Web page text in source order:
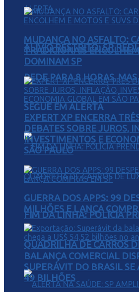
ALÍVIO RESTRITO: SP
REDE PARA 8 HORAS,
SEGUE EM ALERTA
FIM DA LINHA: POLÍCIA
QUADRILHA DE CARROS
MUDANÇA NO ASFALTO:
TRADICIONAIS
DOMINAM SP
EXPERT XP ENCERRA
DEBATES SOBRE JUROS,
INVESTIMENTOS E
SÃO PAULO
GUERRA DOS APPS: 99
MILHÕES E LANÇA
BALANÇA COMERCIAL
SUPERÁVIT DO BRASIL SE
49 BILHÕES